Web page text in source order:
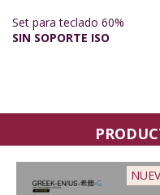
Set para teclado 60%
SIN SOPORTE ISO